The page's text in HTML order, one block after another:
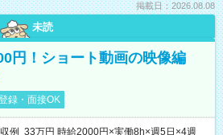
掲載日：2026.08.08
未読
円！ショート動画の映像編
録・面接OK
例 33万円 時給2000円×実働8h×週5日×4週